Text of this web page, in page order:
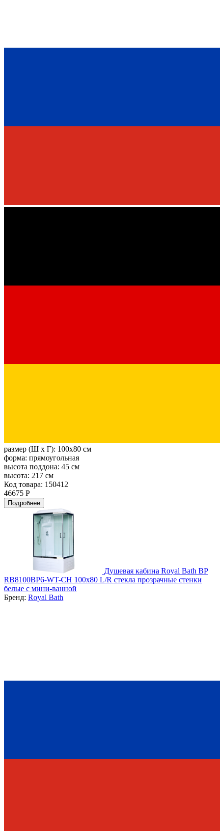
размер (Ш х Г): 100x80 см
форма: прямоугольная
высота поддона: 45 см
высота: 217 см
Код товара: 150412
46675 Р
Подробнее
Душевая кабина Royal Bath BP
RB8100BP6-WT-CH 100х80 L/R стекла прозрачные стенки
белые с мини-ванной
Бренд: Royal Bath